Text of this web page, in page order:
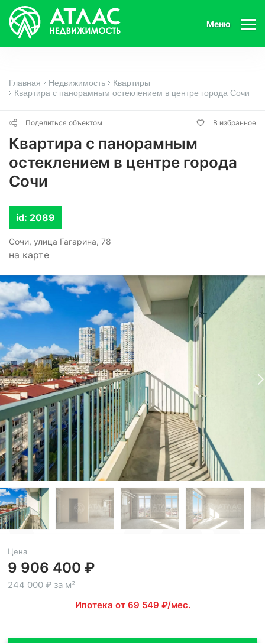
Меню
Главная Недвижимость
Квартиры
Квартира с панорамным остеклением в центре города Сочи
Поделиться объектом В избранное
Квартира с панорамным
остеклением в центре города
Сочи
id: 2089
Сочи, улица Гагарина, 78
на карте
Цена
9 906 400 ₽
244 000 ₽ за м²
Ипотека от 69 549 ₽/мес.